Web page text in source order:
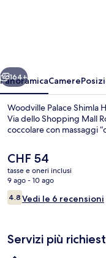
Avanti
164+
PanoramicaCamere
Woodville Palace Shimla
Via dello Shopping Mall
coccolare con massaggi
Il
prezzo
attuale
è
CHF 54
CHF 54
tasse e oneri inclusi
9 ago - 10 ago
Recensioni
4.84.8 su 10
Vedi le 6 recensioni
Servizi più